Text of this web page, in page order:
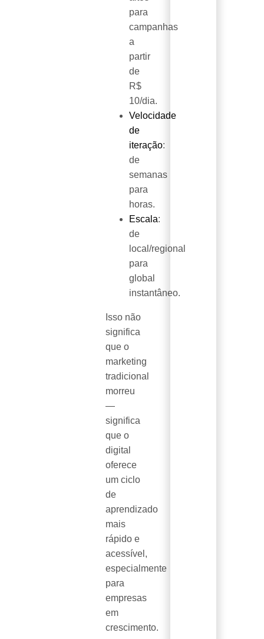
para
campanhas
a
partir
de
R$
10/dia.
Velocidade
de
iteração:
de
semanas
para
horas.
Escala:
de
local/regional
para
global
instantâneo.
Isso não
significa
que o
marketing
tradicional
morreu
—
significa
que o
digital
oferece
um ciclo
de
aprendizado
mais
rápido e
acessível,
especialmente
para
empresas
em
crescimento.